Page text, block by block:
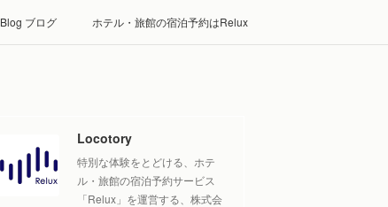
Blog ブログ ホテル・旅館の宿泊予約はRelux
Locotory
特別な体験をとどける、ホテ
ル・旅館の宿泊予約サービス
「Relux」を運営する、株式会